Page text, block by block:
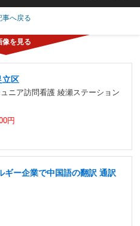
事へ戻る
立区
ニア訪問看護 綾瀬ステーション
円
ギー企業で中国語の翻訳 通訳